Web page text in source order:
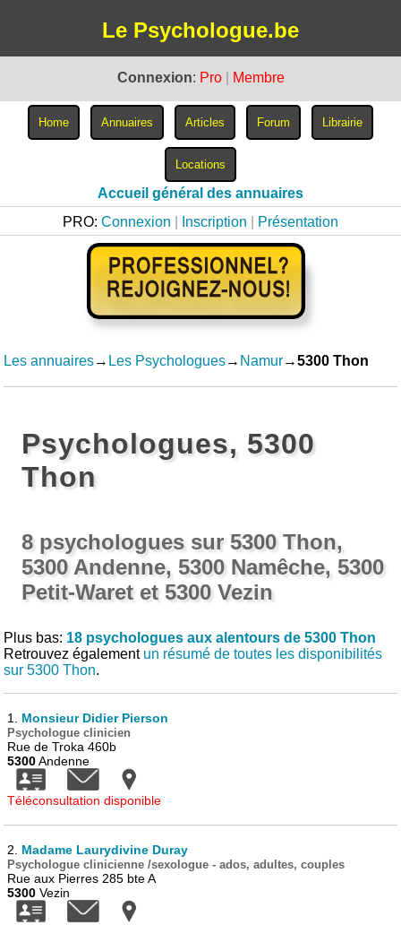
Le Psychologue.be
Connexion: Pro Membre
Accueil général des annuaires
PRO: Connexion Inscription Présentation
Les annuaires→ Les Psychologues→ Namur→5300 Thon
Psychologues, 5300
Thon
8 psychologues sur 5300 Thon,
5300 Andenne, 5300 Namêche, 5300
Petit-Waret et 5300 Vezin
Plus bas: 18 psychologues aux alentours de 5300 Thon
Retrouvez également un résumé de toutes les disponibilités
sur 5300 Thon.
1. Monsieur Didier Pierson
Psychologue clinicien
Rue de Troka 460b
5300Andenne
Téléconsultation disponible
2. Madame Laurydivine Duray
Psychologue clinicienne /sexologue - ados, adultes, couples
Rue aux Pierres 285 bte A
5300 Vezin